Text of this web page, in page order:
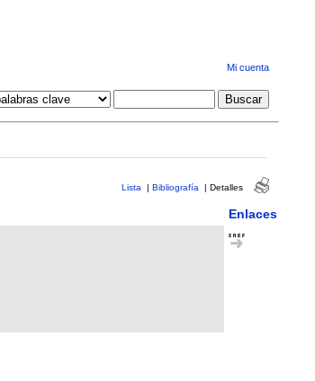
Mi cuenta
Lista | Bibliografía | Detalles
Enlaces